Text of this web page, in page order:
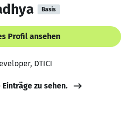
Basis
Profil ansehen
DTICI
zu sehen.